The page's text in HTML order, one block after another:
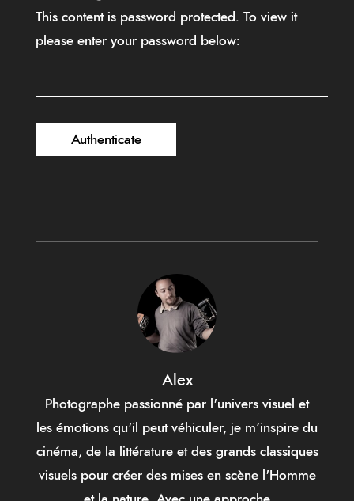
This content is password protected. To view it
please enter your password below:
Alex
Photographe passionné par l'univers visuel et
les émotions qu'il peut véhiculer, je m’inspire du
cinéma, de la littérature et des grands classiques
visuels pour créer des mises en scène l'Homme